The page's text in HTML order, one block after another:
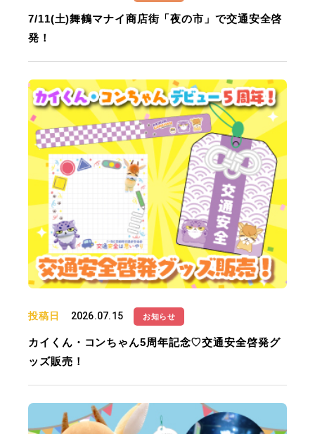
7/11(土)舞鶴マナイ商店街「夜の市」で交通安全啓
発！
投稿日 2026.07.15 お知らせ
カイくん・コンちゃん5周年記念♡交通安全啓発グ
ッズ販売！